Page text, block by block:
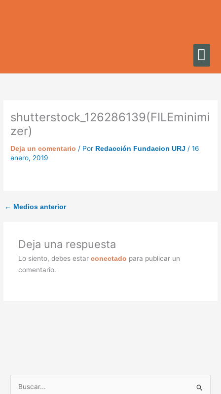
shutterstock_126286139(FILEminimi
zer)
Deja un comentario / Por Redacción Fundacion URJ /16
enero, 2019
← Medios anterior
Deja una respuesta
Lo siento, debes estar conectado para publicar un
comentario.